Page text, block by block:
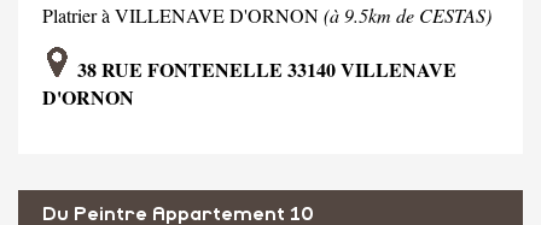
Platrier à VILLENAVE D'ORNON(à 9.5km de CESTAS)
38 RUE FONTENELLE 33140 VILLENAVE
D'ORNON
Du Peintre Appartement 10